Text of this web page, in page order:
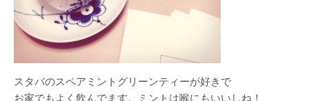
スタバのスペアミントグリーンティーが好きで
お家でもよく飲んでます。ミントは喉にもいいしね！